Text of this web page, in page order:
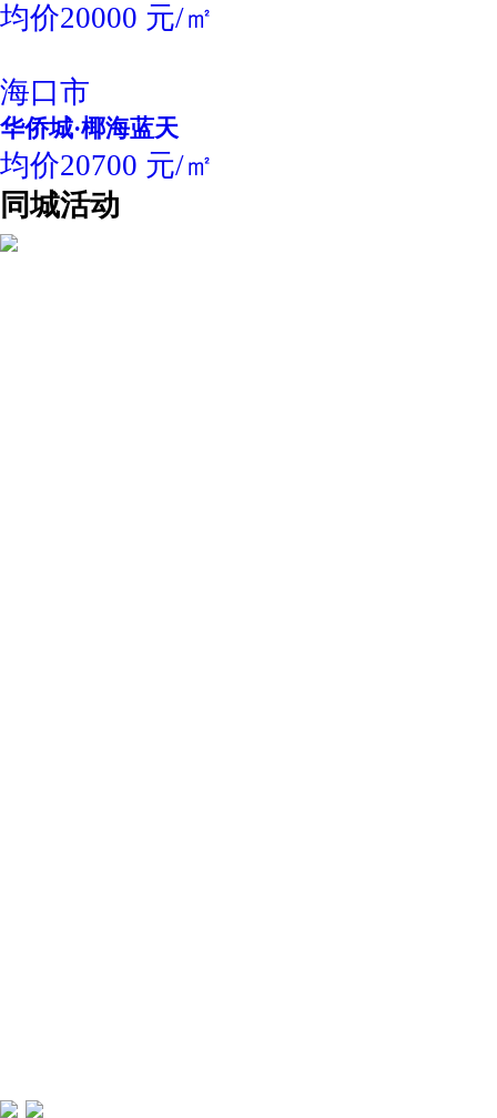
均价20000 元/㎡
海口市
华侨城·椰海蓝天
均价20700 元/㎡
同城活动